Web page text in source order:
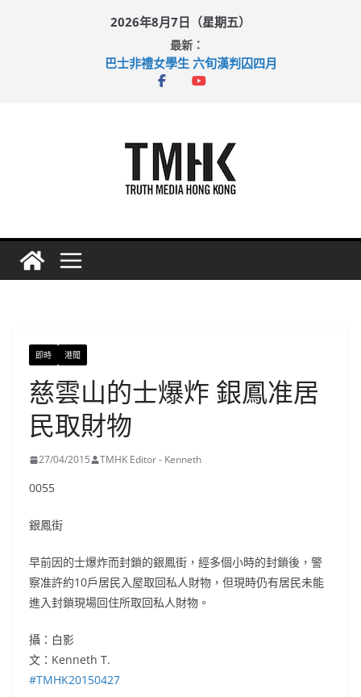
2026年8月7日（星期五）
最新：
巴士非禮女學生 六旬漢判囚四月
涉造假公屋富戶申報表 倉管員准保釋候訊
即時 港聞
慈雲山的士爆炸 銀鳳准居
民取財物
27/04/2015 TMHK Editor - Kenneth
0055
銀鳳街
早前因的士爆炸而封鎖的銀鳳街，經多個小時的封鎖後，警
察准許約10戶居民入屋取回私人財物，但現時仍有居民未能
進入封鎖現場回住所取回私人財物。
攝：白影
文：Kenneth T.
‪#‎TMHK20150427‬